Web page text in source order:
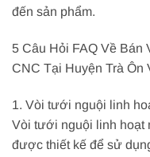
đến sản phẩm.
5 Câu Hỏi FAQ Về Bán
CNC Tại Huyện Trà Ôn
1. Vòi tưới nguội linh
Vòi tưới nguội linh hoạt
được thiết kế để sử